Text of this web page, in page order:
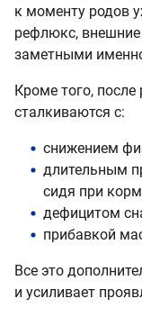
к моменту родов
рефлюкс, внешние
заметными
Кроме того,
сталкиваются с:
снижением
длительным
сидя при
дефицитом
прибавкой
Все это
и усиливает